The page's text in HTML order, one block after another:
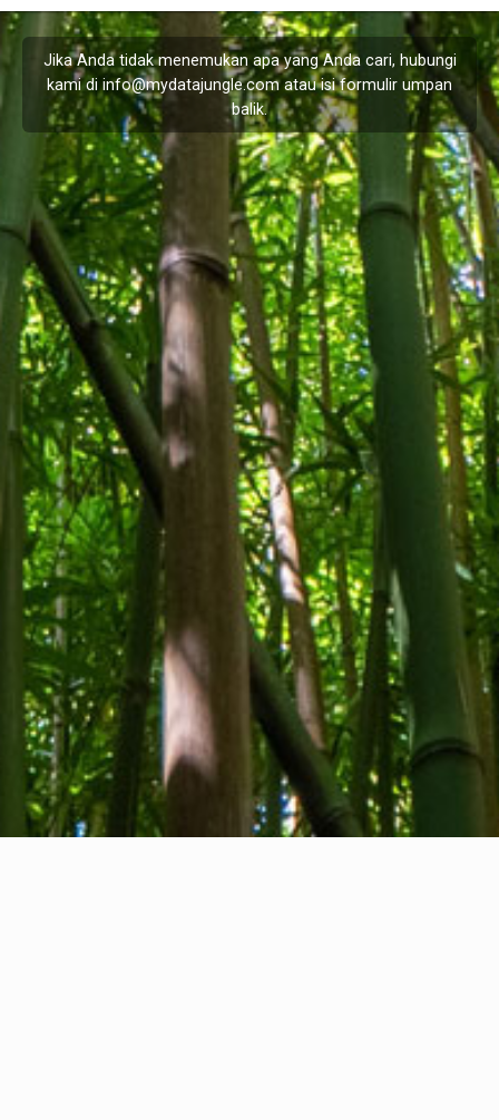
Jika Anda tidak menemukan apa yang Anda cari, hubungi
kami diinfo@mydatajungle.comatau isi formulir umpan
balik.